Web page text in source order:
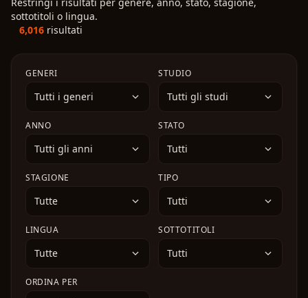
classe del Cavaliere Pesante è in realtà la più forte che
esista. Usando la sua intelligenza e le conoscenze
della sua precedente vita, Elma inizia la sua avventura
tranquilla dell’area fumatori, la sua vita inizia
lentamente a cambiare...
sorella, i suoi amici e i vicini di casa cercano di
aiutarla mentre lei combina guai dopo guai,
affrontando piccoli drammi quotidiani con ironia e
sottotitoli o lingua.
6,016 risultati
GENERI
Tutti i generi
STUDIO
Tutti gli studi
ANNO
Tutti gli anni
STATO
Tutti
STAGIONE
Tutte
TIPO
Tutti
LINGUA
Tutte
SOTTOTITOLI
Tutti
ORDINA PER